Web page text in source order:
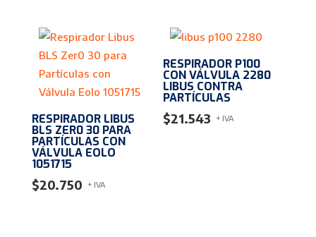
RESPIRADOR LIBUS
BLS ZER0 30 PARA
PARTÍCULAS CON
VÁLVULA EOLO
1051715
$20.750 + IVA
RESPIRADOR P100
CON VÁLVULA 2280
LIBUS CONTRA
PARTÍCULAS
$21.543 + IVA